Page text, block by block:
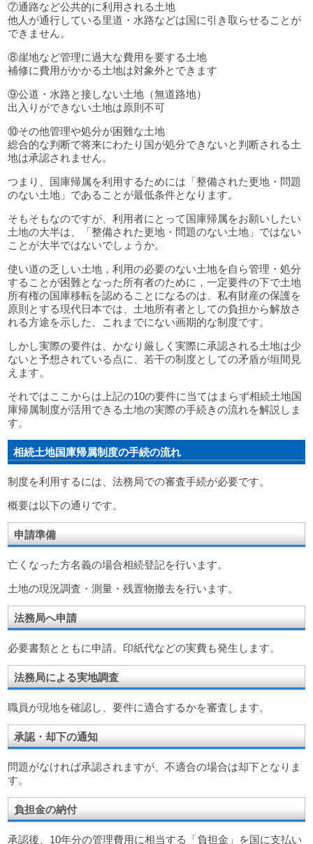
⑦通路など公共的に利用される土地
他人が通行している里道・水路などは国に引き取らせることが
できません。
⑧崖地など管理に過大な費用を要する土地
補修に費用がかかる土地は対象外とできます
⑨公道・水路と接しない土地（無道路地）
出入りができない土地は原則不可
⑩その他管理や処分が困難な土地
総合的な判断で将来にわたり国が処分できないと判断される土
地は承認されません。
つまり、国庫帰属を利用するためには「整備された更地・問題
のない土地」であることが最低条件となります。
そもそもなのですが、利用者にとって国庫帰属をお願いしたい
土地の大半は、「整備された更地・問題のない土地」ではない
ことが大半ではないでしょうか。
使い道の乏しい土地，利用の必要のない土地を自ら管理・処分
することが困難となった所有者のために，一定要件の下で土地
所有権の国庫移転を認めることになるのは、私有財産の保護を
原則とする現代日本では、土地所有者としての負担から解放さ
れる方途を示した、これまでにない画期的な制度です。
しかし実際の要件は、かなり厳しく実際に承認される土地は少
ないと予想されている点に、若干の制度としての矛盾が垣間見
えます。
それではここからは上記の10の要件に当てはまらず相続土地国
庫帰属制度が活用できる土地の実際の手続きの流れを解説しま
す。
相続土地国庫帰属制度の手続の流れ
制度を利用するには、法務局での審査手続が必要です。
概要は以下の通りです。
申請準備
亡くなった方名義の場合相続登記を行います。
土地の現況調査・測量・残置物撤去を行います。
法務局へ申請
必要書類とともに申請。印紙代などの実費も発生します。
法務局による実地調査
職員が現地を確認し、要件に適合するかを審査します。
承認・却下の通知
問題がなければ承認されますが、不適合の場合は却下となりま
す。
負担金の納付
承認後、10年分の管理費用に相当する「負担金」を国に支払い